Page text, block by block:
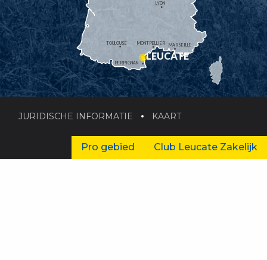
MONTPELLIER
PERPIGNAN
MARSEILLE
TOULOUSE
LYON
LEUCATE
JURIDISCHE INFORMATIE KAART
Pro gebied Club Leucate Zakelijk